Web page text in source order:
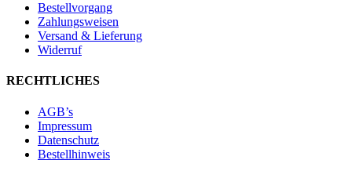
Bestellvorgang
Zahlungsweisen
Versand & Lieferung
Widerruf
RECHTLICHES
AGB’s
Impressum
Datenschutz
Bestellhinweis